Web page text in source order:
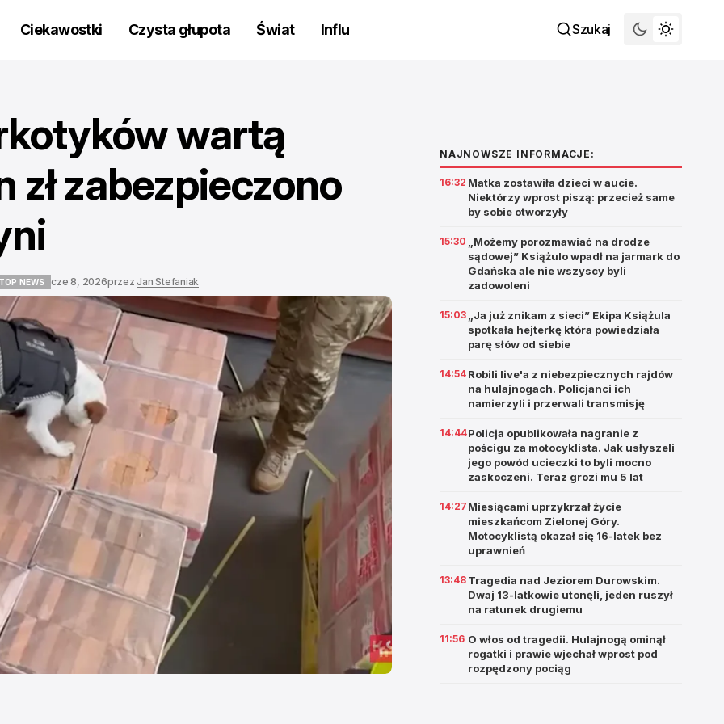
Ciekawostki Czysta głupota Świat Influ Szukaj
wartą
zabezpieczono
NEWS cze 8, 2026przez Jan Stefaniak
NAJNOWSZE INFORMACJE:
16:32 Matka zostawiła dzieci w aucie.
Niektórzy wprost piszą: przecież same
by sobie otworzyły
15:30
„Możemy porozmawiać na drodze
sądowej” Książulo wpadł na jarmark do
Gdańska ale nie wszyscy byli
zadowoleni
15:03
„Ja już znikam z sieci” Ekipa Książula
spotkała hejterkę która powiedziała
parę słów od siebie
14:54 Robili live'a z niebezpiecznych rajdów
na hulajnogach. Policjanci ich
namierzyli i przerwali transmisję
14:44Policja opublikowała nagranie z
pościgu za motocyklista. Jak usłyszeli
jego powód ucieczki to byli mocno
zaskoczeni. Teraz grozi mu 5 lat
14:27 Miesiącami uprzykrzał życie
mieszkańcom Zielonej Góry.
Motocyklistą okazał się 16-latek bez
uprawnień
13:48 Tragedia nad Jeziorem Durowskim.
Dwaj 13-latkowie utonęli, jeden ruszył
na ratunek drugiemu
11:56 O włos od tragedii. Hulajnogą ominął
rogatki i prawie wjechał wprost pod
rozpędzony pociąg